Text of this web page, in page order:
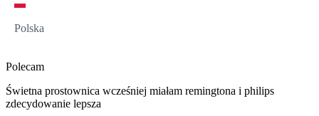
Polska
Polecam
Świetna prostownica wcześniej miałam remingtona i philips
zdecydowanie lepsza